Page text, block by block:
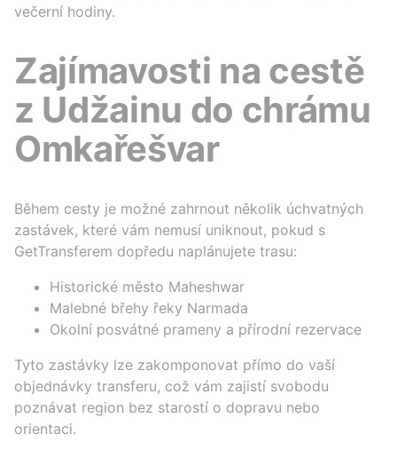
večerní hodiny.
Zajímavosti na cestě
z Udžainu do chrámu
Omkařešvar
Během cesty je možné zahrnout několik úchvatných
zastávek, které vám nemusí uniknout, pokud s
GetTransferem dopředu naplánujete trasu:
Historické město Maheshwar
Malebné břehy řeky Narmada
Okolní posvátné prameny a přírodní rezervace
Tyto zastávky lze zakomponovat přímo do vaší
objednávky transferu, což vám zajistí svobodu
poznávat region bez starostí o dopravu nebo
orientaci.